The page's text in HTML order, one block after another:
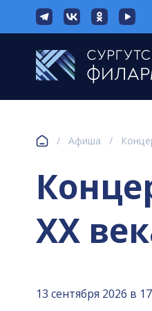
/ Афиша /
XX
13 сентября 2026 в